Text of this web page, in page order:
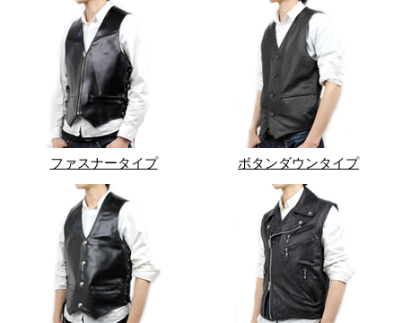
ファスナータイプ ボタンダウンタイプ